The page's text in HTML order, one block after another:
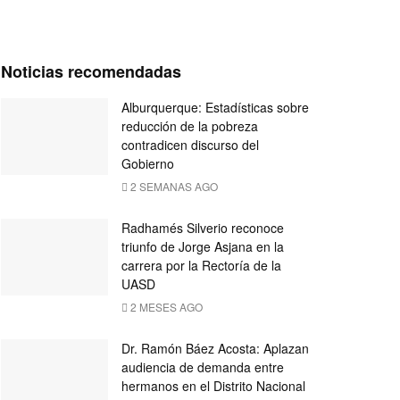
Noticias recomendadas
Alburquerque: Estadísticas sobre
reducción de la pobreza
contradicen discurso del
Gobierno
2 SEMANAS AGO
Radhamés Silverio reconoce
triunfo de Jorge Asjana en la
carrera por la Rectoría de la
UASD
2 MESES AGO
Dr. Ramón Báez Acosta: Aplazan
audiencia de demanda entre
hermanos en el Distrito Nacional